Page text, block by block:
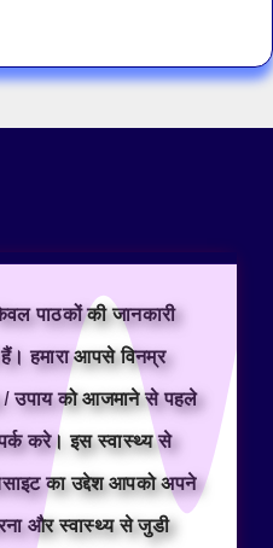
पाठकों की जानकारी
हैं। हमारा आपसे विनम्र
/ उपाय को आजमाने से पहले
करे। इस स्वास्थ्य से
का उद्देश आपको अपने
और स्वास्थ्य से जुडी